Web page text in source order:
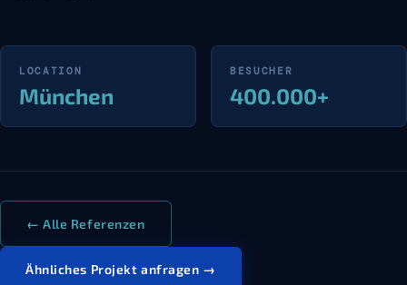
LOCATION
München
BESUCHER
400.000+
← Alle Referenzen
Ähnliches Projekt anfragen →